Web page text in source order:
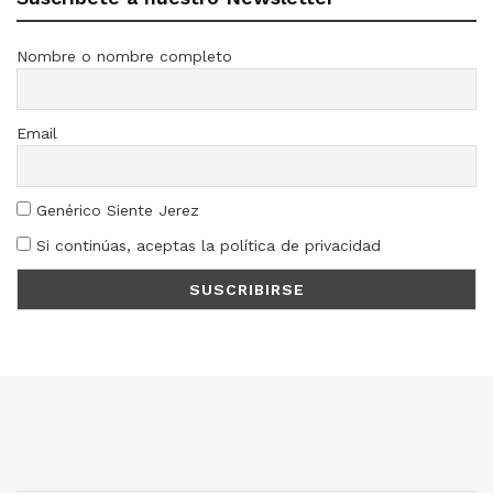
Nombre o nombre completo
Email
Genérico Siente Jerez
Si continúas, aceptas la política de privacidad